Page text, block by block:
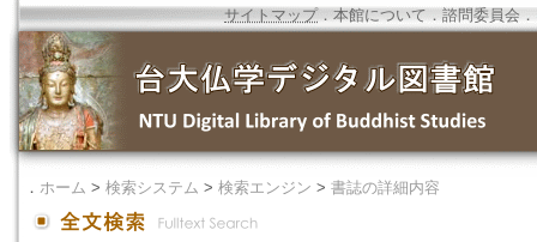
サイトマップ．本館について ． 諮問委員会 ．
． ホーム > 検索システム > 検索エンジン > 書誌の詳細内容